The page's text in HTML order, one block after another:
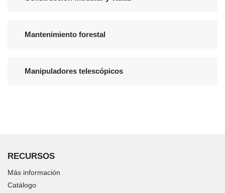
Mantenimiento forestal
Manipuladores telescópicos
RECURSOS
Más información
Catálogo